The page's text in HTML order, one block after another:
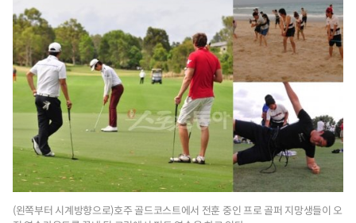
(왼쪽부터 시계방향으로)호주 골드코스트에서 전훈 중인 프로 골퍼 지망생들이 오